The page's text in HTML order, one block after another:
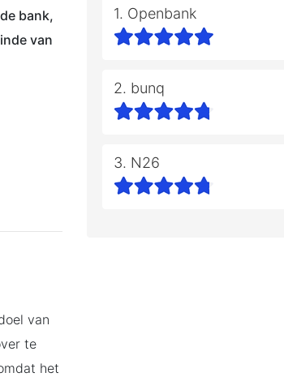
bank,
van
van
te
het
1. Openbank
2. bunq
3. N26